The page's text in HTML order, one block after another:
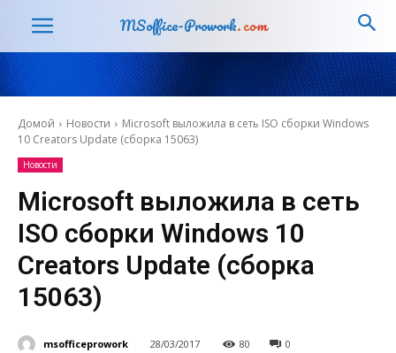
MSoffice-Prowork.com
Домой Новости
Microsoft выложила в сеть ISO сборки Windows
10 Creators Update (сборка 15063)
Новости
Microsoft выложила в сеть
ISO сборки Windows 10
Creators Update (сборка
15063)
msofficeprowork 28/03/2017 80 0